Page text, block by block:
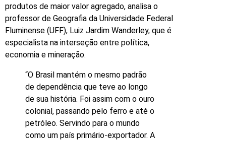
produtos de maior valor agregado, analisa o
professor de Geografia da Universidade Federal
Fluminense (UFF), Luiz Jardim Wanderley, que é
especialista na interseção entre política,
economia e mineração.
“O Brasil mantém o mesmo padrão
de dependência que teve ao longo
de sua história. Foi assim com o ouro
colonial, passando pelo ferro e até o
petróleo. Servindo para o mundo
como um país primário-exportador. A